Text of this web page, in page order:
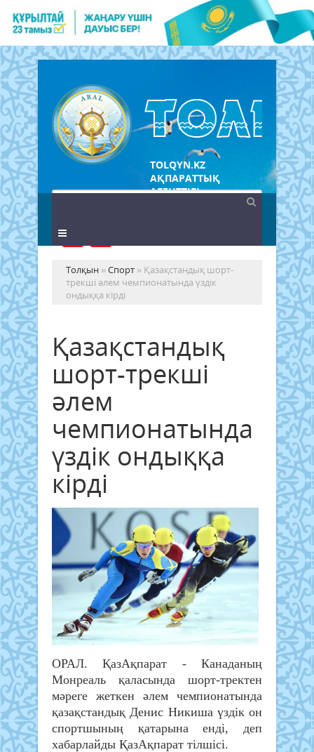
TOLQYN.KZ
АҚПАРАТТЫҚ
АГЕНТТІГІ
Толқын »Спорт » Қазақстандық шорт-
трекші әлем чемпионатында үздік
ондыққа кірді
Қазақстандық
шорт-трекші
әлем
чемпионатында
үздік ондыққа
кірді
ОРАЛ. ҚазАқпарат - Канаданың
Монреаль қаласында шорт-тректен
мәреге жеткен әлем чемпионатында
қазақстандық Денис Никиша үздік он
спортшының қатарына енді, деп
хабарлайды ҚазАқпарат тілшісі.